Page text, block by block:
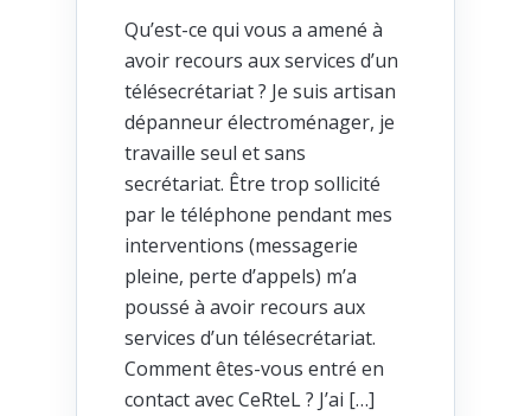
Qu’est-ce qui vous a amené à
avoir recours aux services d’un
télésecrétariat ? Je suis artisan
dépanneur électroménager, je
travaille seul et sans
secrétariat. Être trop sollicité
par le téléphone pendant mes
interventions (messagerie
pleine, perte d’appels) m’a
poussé à avoir recours aux
services d’un télésecrétariat.
Comment êtes-vous entré en
contact avec CeRteL ? J’ai […]